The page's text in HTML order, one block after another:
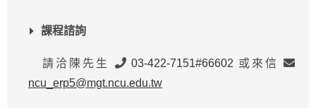
課程諮詢
請洽陳先生 03-422-7151#66602 或來信
ncu_erp5@mgt.ncu.edu.tw